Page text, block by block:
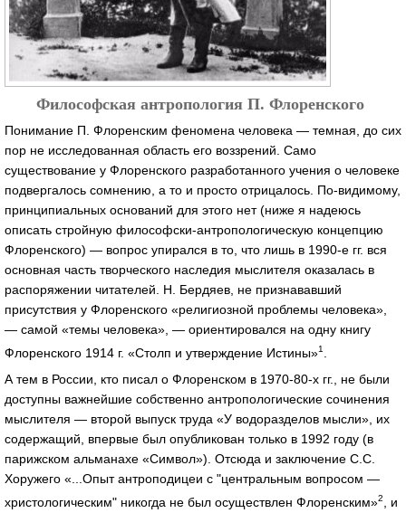
Философская антропология П. Флоренского
Понимание П. Флоренским феномена человека — темная, до сих
пор не исследованная область его воззрений. Само
существование у Флоренского разработанного учения о человеке
подвергалось сомнению, а то и просто отрицалось. По-видимому,
принципиальных оснований для этого нет (ниже я надеюсь
описать стройную философски-антропологическую концепцию
Флоренского) — вопрос упирался в то, что лишь в 1990-е гг. вся
основная часть творческого наследия мыслителя оказалась в
распоряжении читателей. Н. Бердяев, не признававший
присутствия у Флоренского «религиозной проблемы человека»,
— самой «темы человека», — ориентировался на одну книгу
Флоренского 1914 г. «Столп и утверждение Истины»1
А тем в России, кто писал о Флоренском в 1970-80-х гг., не были
доступны важнейшие собственно антропологические сочинения
мыслителя — второй выпуск труда «У водоразделов мысли», их
содержащий, впервые был опубликован только в 1992 году (в
парижском альманахе «Символ»). Отсюда и заключение С.С.
Хоружего «...Опыт антроподицеи с "центральным вопросом —
христологическим" никогда не был осуществлен Флоренским»2
, и